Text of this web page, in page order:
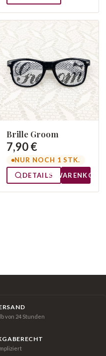
Brille Groom
7,90 €
NUR NOCH 1 STK.
DETAILS
WARENKORB
von 24 Stunden